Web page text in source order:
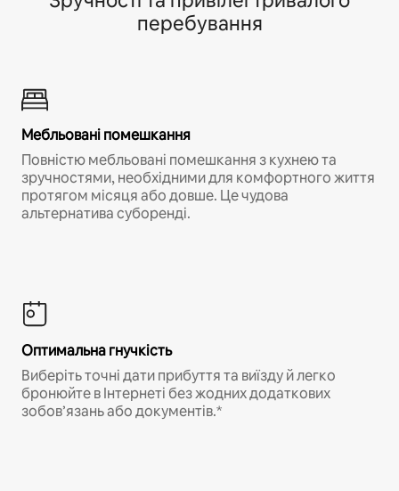
перебування
Мебльовані помешкання
Повністю мебльовані помешкання з кухнею та
зручностями, необхідними для комфортного життя
протягом місяця або довше. Це чудова
альтернатива суборенді.
Оптимальна гнучкість
Виберіть точні дати прибуття та виїзду й легко
бронюйте в Інтернеті без жодних додаткових
зобов’язань або документів.*